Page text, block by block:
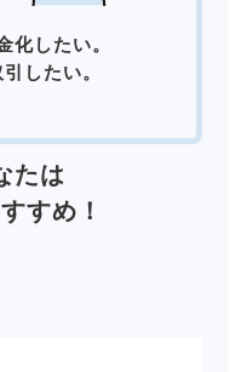
化したい。
したい。
たは
すめ！